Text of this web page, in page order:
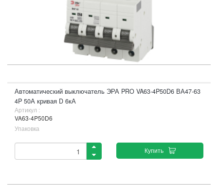
Автоматический выключатель ЭРА PRO VA63-4P50D6 ВА47-63
4P 50А кривая D 6кА
Артикул :
VA63-4P50D6
Упаковка
Купить